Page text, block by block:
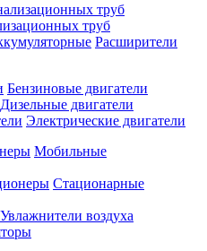
труб
Расширители
Бензиновые двигатели
Дизельные двигатели
Электрические двигатели
Мобильные
Стационарные
Увлажнители воздуха